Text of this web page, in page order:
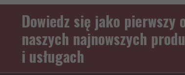
Dowiedz się jako pierwszy
naszych najnowszych
i usługach